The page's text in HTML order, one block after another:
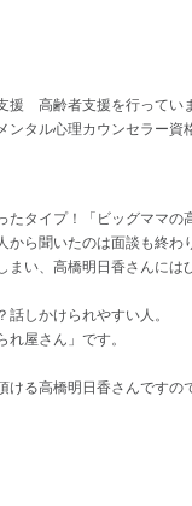
援 高齢者支援を行ってい
タル心理カウンセラー資
タイプ！「ビッグママの
から聞いたのは面談も終わ
い、高橋明日香さんには
しかけられやすい人。
屋さん」です。
ける高橋明日香さんです